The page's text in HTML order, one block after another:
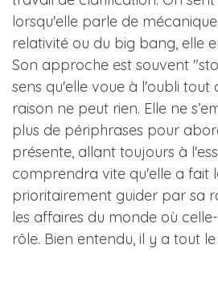
lorsqu'elle parle de
relativité ou du big bang, elle
Son approche est souvent
sens qu'elle voue à l'oubli tout
raison ne peut rien. Elle ne
plus de périphrases pour
présente, allant toujours à
comprendra vite qu'elle a fait
prioritairement guider par sa
les affaires du monde où
rôle. Bien entendu, il y a tout le